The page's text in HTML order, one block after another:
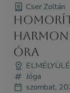
Cser Zoltán
óra
Jóga
szombat,